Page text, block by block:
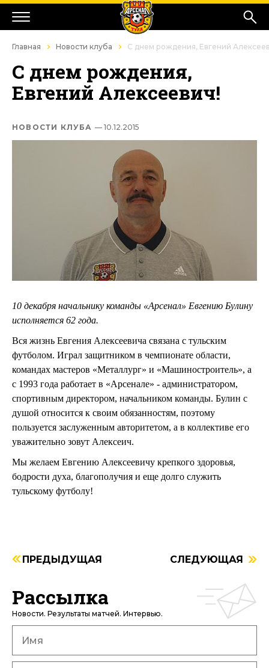
Главная Новости клуба С днем рождения, Евгений
С днем рождения,
Евгений Алексеевич!
НОВОСТИ КЛУБА — 10.12.2015
10 декабря начальнику команды «Арсенал» Евгению Булину
исполняется 62 года.
Вся жизнь Евгения Алексеевича связана с тульским
футболом. Играл защитником в чемпионате области,
командах мастеров «Металлург» и «Машиностроитель», а
с 1993 года работает в «Арсенале» - администратором,
спортивным директором, начальником команды. Булин с
душой относится к своим обязанностям, поэтому
пользуется заслуженным авторитетом, а в коллективе его
уважительно зовут Алексеич.
Мы желаем Евгению Алексеевичу крепкого здоровья,
бодрости духа, благополучия и еще долго служить
тульскому футболу!
ПРЕДЫДУЩАЯ СЛЕДУЮЩАЯ
Рассылка
Новости. Результаты матчей. Интервью.